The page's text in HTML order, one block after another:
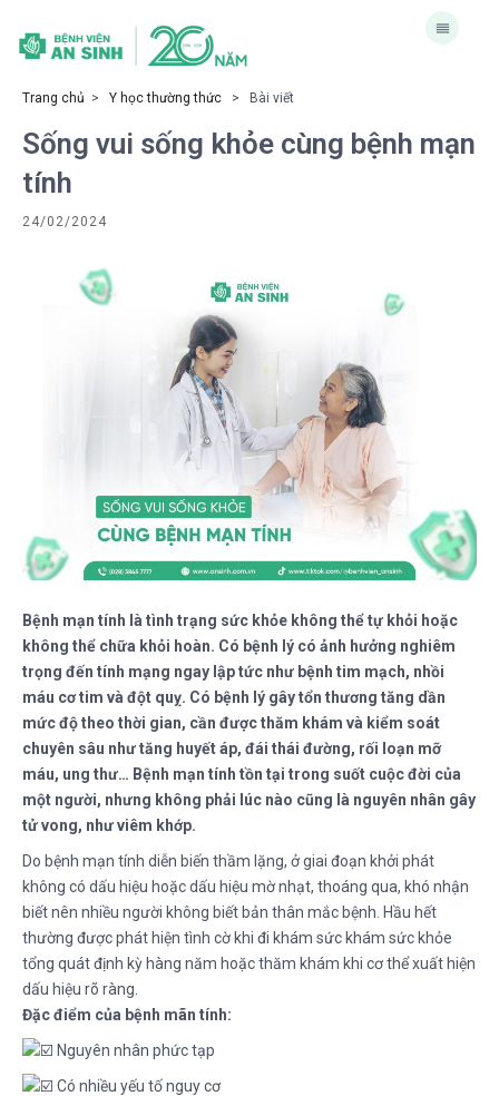
Trang chủ > Y học thường thức > Bài viết
Sống vui sống khỏe cùng bệnh mạn
tính
24/02/2024
Bệnh mạn tính là tình trạng sức khỏe không thể tự khỏi hoặc
không thể chữa khỏi hoàn. Có bệnh lý có ảnh hưởng nghiêm
trọng đến tính mạng ngay lập tức như bệnh tim mạch, nhồi
máu cơ tim và đột quỵ. Có bệnh lý gây tổn thương tăng dần
mức độ theo thời gian, cần được thăm khám và kiểm soát
chuyên sâu như tăng huyết áp, đái thái đường, rối loạn mỡ
máu, ung thư… Bệnh mạn tính tồn tại trong suốt cuộc đời của
một người, nhưng không phải lúc nào cũng là nguyên nhân gây
tử vong, như viêm khớp.
Do bệnh mạn tính diễn biến thầm lặng, ở giai đoạn khởi phát
không có dấu hiệu hoặc dấu hiệu mờ nhạt, thoáng qua, khó nhận
biết nên nhiều người không biết bản thân mắc bệnh. Hầu hết
thường được phát hiện tình cờ khi đi khám sức khám sức khỏe
tổng quát định kỳ hàng năm hoặc thăm khám khi cơ thể xuất hiện
dấu hiệu rõ ràng.
Đặc điểm của bệnh mãn tính:
Nguyên nhân phức tạp
Có nhiều yếu tố nguy cơ